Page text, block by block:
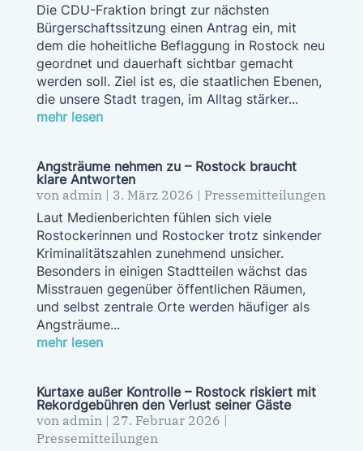
Die CDU-Fraktion bringt zur nächsten
Bürgerschaftssitzung einen Antrag ein, mit
dem die hoheitliche Beflaggung in Rostock neu
geordnet und dauerhaft sichtbar gemacht
werden soll. Ziel ist es, die staatlichen Ebenen,
die unsere Stadt tragen, im Alltag stärker...
mehr lesen
Angsträume nehmen zu – Rostock braucht
klare Antworten
von admin | 3. März 2026 | Pressemitteilungen
Laut Medienberichten fühlen sich viele
Rostockerinnen und Rostocker trotz sinkender
Kriminalitätszahlen zunehmend unsicher.
Besonders in einigen Stadtteilen wächst das
Misstrauen gegenüber öffentlichen Räumen,
und selbst zentrale Orte werden häufiger als
Angsträume...
mehr lesen
Kurtaxe außer Kontrolle – Rostock riskiert mit
Rekordgebühren den Verlust seiner Gäste
von admin | 27. Februar 2026 |
Pressemitteilungen